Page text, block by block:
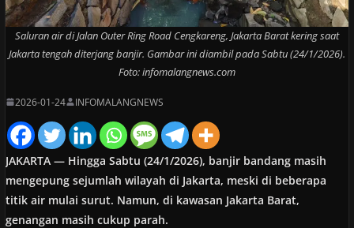
Saluran air di Jalan Outer Ring Road Cengkareng, Jakarta Barat kering saat
Jakarta tengah diterjang banjir. Gambar ini diambil pada Sabtu (24/1/2026).
Foto: infomalangnews.com
2026-01-24 INFOMALANGNEWS
JAKARTA — Hingga Sabtu (24/1/2026), banjir bandang masih
mengepung sejumlah wilayah di Jakarta, meski di beberapa
titik air mulai surut. Namun, di kawasan Jakarta Barat,
genangan masih cukup parah.